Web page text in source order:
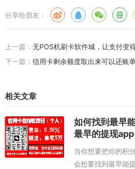
分享给朋友：
上一篇： 无POS机刷卡软件城，让支付变
下一篇： 信用卡剩余额度取出来可以还账
相关文章
如何找到最早
最早的提现app
当你想要把你的积
会想要找到最早能